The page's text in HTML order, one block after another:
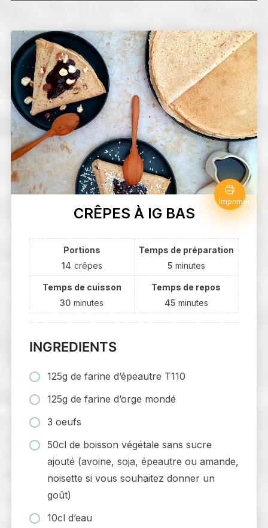
Imprimer
CRÊPES À IG BAS
Portions
14 crêpes
Temps de préparation
5 minutes
Temps de cuisson
30 minutes
Temps de repos
45 minutes
INGREDIENTS
125g de farine d’épeautre T110
125g de farine d’orge mondé
3 oeufs
50cl de boisson végétale sans sucre
ajouté (avoine, soja, épeautre ou amande,
noisette si vous souhaitez donner un
goût)
10cl d’eau